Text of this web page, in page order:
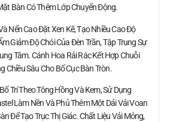
Bàn Có Thêm Lớp Chuyển Động.
Nến Cao Đặt Xen Kẽ, Tạo Nhiều Cao Độ
Giảm Độ Chói Của Đèn Trần, Tập Trung Sự
Tâm. Cánh Hoa Rải Rác Kết Hợp Chuỗi
Chiều Sâu Cho Bố Cục Bàn Tròn.
Trí Theo Tông Hồng Và Kem, Sử Dụng
Làm Nền Và Phủ Thêm Một Dải Vải Voan
Để Tạo Trục Thị Giác. Chất Liệu Vải Mỏng,